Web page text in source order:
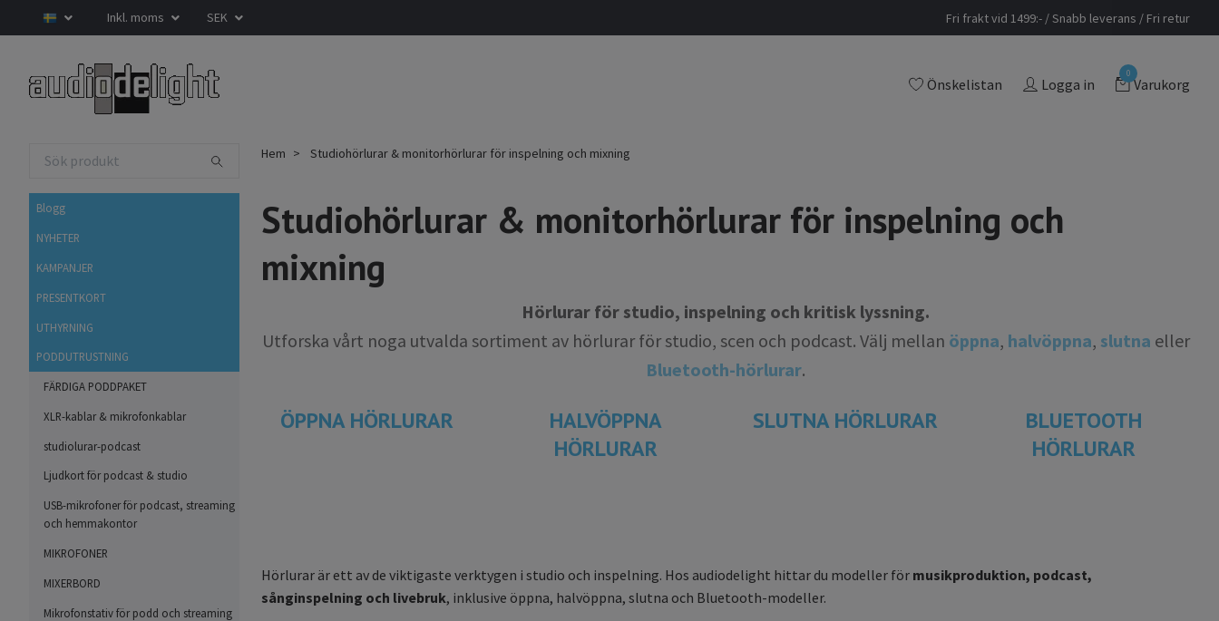
Inkl. moms SEK Fri frakt vid 1499:- / Snabb leverans / Fri retur
Önskelistan Logga in
0
Varukorg
Blogg
NYHETER
KAMPANJER
PRESENTKORT
UTHYRNING
PODDUTRUSTNING
FÄRDIGA PODDPAKET
XLR-kablar & mikrofonkablar
studiolurar-podcast
Ljudkort för podcast & studio
USB-mikrofoner för podcast, streaming
och hemmakontor
MIKROFONER
MIXERBORD
Mikrofonstativ för podd och streaming
Hem Studiohörlurar & monitorhörlurar för inspelning och mixning
Studiohörlurar & monitorhörlurar för inspelning och
mixning
Hörlurar för studio, inspelning och kritisk lyssning.
Utforska vårt noga utvalda sortiment av hörlurar för studio, scen och podcast. Välj mellan öppna, halvöppna, slutna eller
Bluetooth-hörlurar.
ÖPPNA HÖRLURAR
HALVÖPPNA
HÖRLURAR
SLUTNA HÖRLURAR
BLUETOOTH
HÖRLURAR
Hörlurar är ett av de viktigaste verktygen i studio och inspelning. Hos audiodelight hittar du modeller för musikproduktion, podcast,
sånginspelning och livebruk, inklusive öppna, halvöppna, slutna och Bluetooth-modeller.